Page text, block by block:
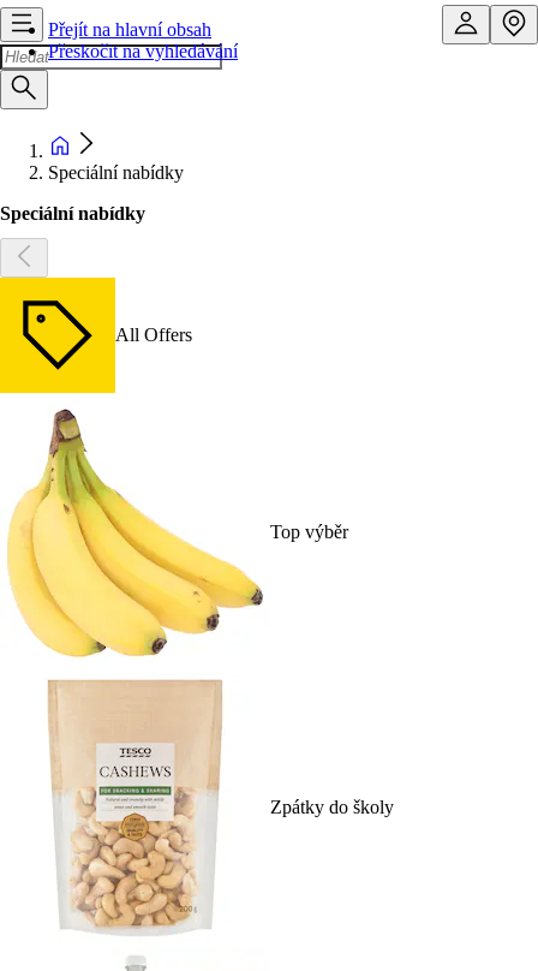
Přejít na hlavní obsah
Přeskočit na vyhledávání
Speciální nabídky
Speciální nabídky
All Offers
Top výběr
Zpátky do školy